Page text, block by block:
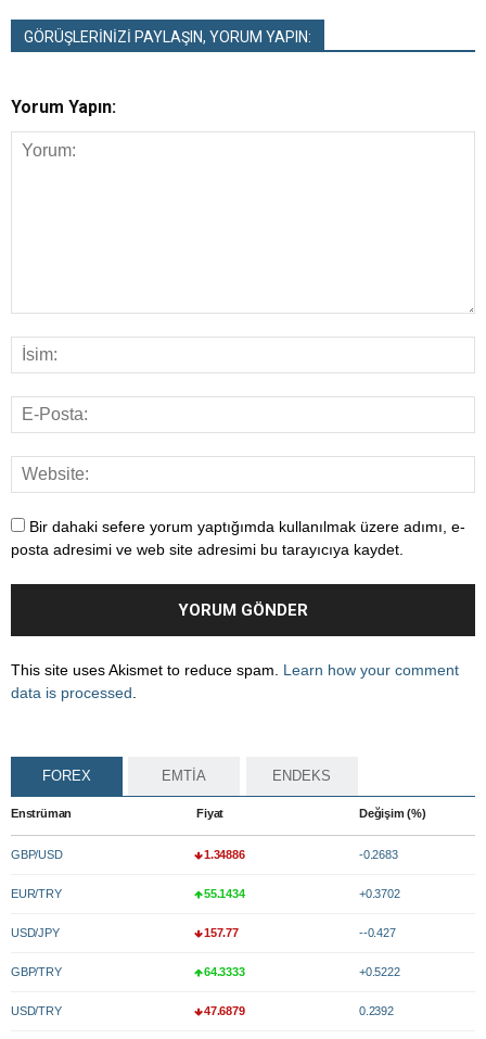
GÖRÜŞLERİNİZİ PAYLAŞIN, YORUM YAPIN:
Yorum Yapın:
Bir dahaki sefere yorum yaptığımda kullanılmak üzere adımı, e-
posta adresimi ve web site adresimi bu tarayıcıya kaydet.
This site uses Akismet to reduce spam. Learn how your comment
data is processed
FOREX EMTİA ENDEKS
Enstrüman Fiyat Değişim (%)
GBP/USD 1.34886 -0.2683
EUR/TRY 55.1434 +0.3702
USD/JPY 157.77 --0.427
GBP/TRY 64.3333 +0.5222
USD/TRY 47.6879 0.2392